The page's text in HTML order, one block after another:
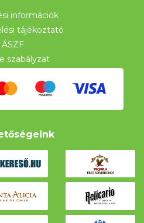
információk
tájékoztató
ÁSZF
szabályzat